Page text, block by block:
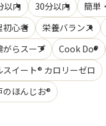
以内 30分以内
簡単
初心者
栄養バランス
がらスープ
Cook Do®
スイート® カロリーゼロ
のほんじお®